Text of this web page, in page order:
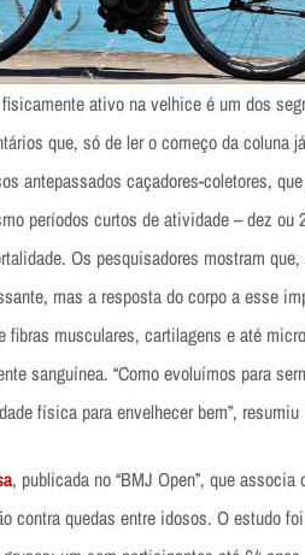
ativo na velhice é um dos
que, só de ler o começo da coluna
antepassados caçadores-coletores,
períodos curtos de atividade – dez
Os pesquisadores mostram
mas a resposta do corpo a esse
fibras musculares, cartilagens e até
sanguínea. “Como evoluímos para
física para envelhecer bem”, resumiu
, publicada no “BMJ Open”, que
contra quedas entre idosos. O estudo